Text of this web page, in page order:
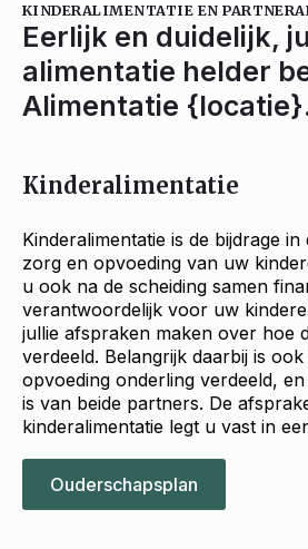
KINDERALIMENTATIE EN
Eerlijk en duidelijk,
alimentatie helder
Alimentatie
Kinderalimentatie
Kinderalimentatie is de bijdrage
zorg en opvoeding van uw
u ook na de scheiding samen
verantwoordelijk voor uw
jullie afspraken maken over hoe
verdeeld. Belangrijk daarbij is
opvoeding onderling verdeeld,
is van beide partners. De
kinderalimentatie legt u vast in
Ouderschapsplan